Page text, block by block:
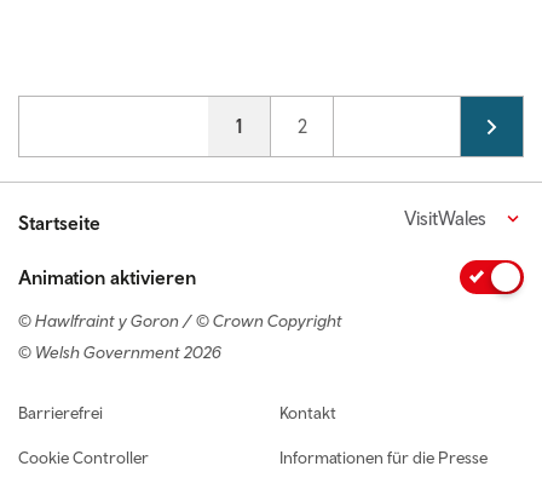
Current page
1 Page
2
Startseite VisitWales
Animation aktivieren
© Hawlfraint y Goron / © Crown Copyright
© Welsh Government 2026
Footer navigation
Barrierefrei
Cookie Controller
Kontakt
Informationen für die Presse